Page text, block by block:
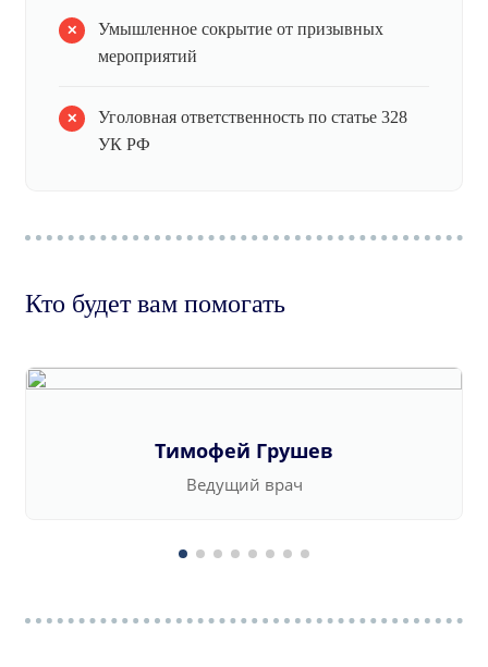
Умышленное сокрытие от призывных
мероприятий
Уголовная ответственность по статье 328
УК РФ
Кто будет вам помогать
Тимофей Грушев
Ведущий врач